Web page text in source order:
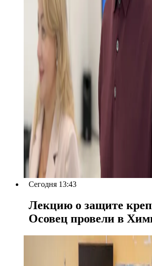
Сегодня 13:43
Лекцию о защите
Осовец провели в